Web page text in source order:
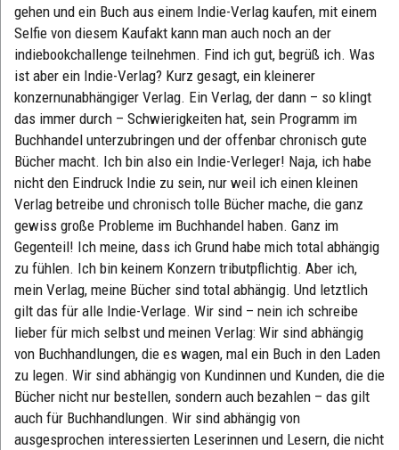
gehen und ein Buch aus einem Indie-Verlag kaufen, mit einem
Selfie von diesem Kaufakt kann man auch noch an der
indiebookchallenge teilnehmen. Find ich gut, begrüß ich. Was
ist aber ein Indie-Verlag? Kurz gesagt, ein kleinerer
konzernunabhängiger Verlag. Ein Verlag, der dann – so klingt
das immer durch – Schwierigkeiten hat, sein Programm im
Buchhandel unterzubringen und der offenbar chronisch gute
Bücher macht. Ich bin also ein Indie-Verleger! Naja, ich habe
nicht den Eindruck Indie zu sein, nur weil ich einen kleinen
Verlag betreibe und chronisch tolle Bücher mache, die ganz
gewiss große Probleme im Buchhandel haben. Ganz im
Gegenteil! Ich meine, dass ich Grund habe mich total abhängig
zu fühlen. Ich bin keinem Konzern tributpflichtig. Aber ich,
mein Verlag, meine Bücher sind total abhängig. Und letztlich
gilt das für alle Indie-Verlage. Wir sind – nein ich schreibe
lieber für mich selbst und meinen Verlag: Wir sind abhängig
von Buchhandlungen, die es wagen, mal ein Buch in den Laden
zu legen. Wir sind abhängig von Kundinnen und Kunden, die die
Bücher nicht nur bestellen, sondern auch bezahlen – das gilt
auch für Buchhandlungen. Wir sind abhängig von
ausgesprochen interessierten Leserinnen und Lesern, die nicht